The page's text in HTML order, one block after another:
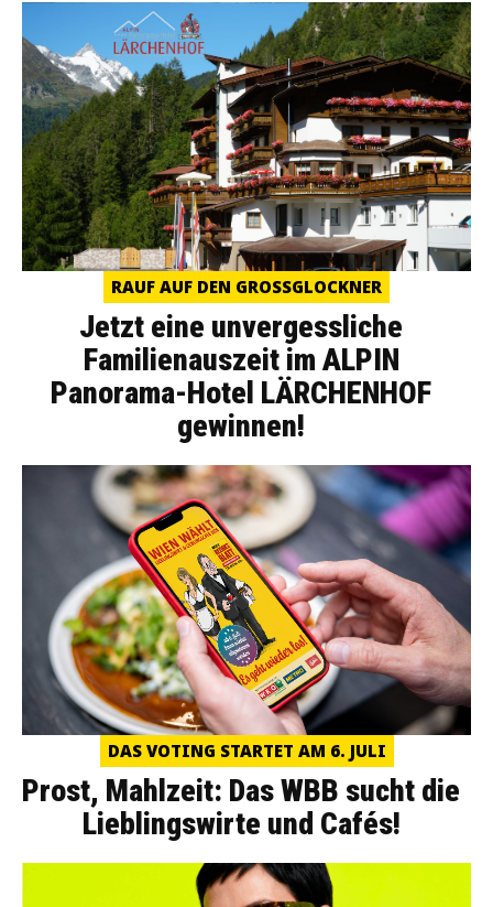
RAUF AUF DEN GROSSGLOCKNER
Jetzt eine unvergessliche
Familienauszeit im ALPIN
Panorama-Hotel LÄRCHENHOF
gewinnen!
DAS VOTING STARTET AM 6. JULI
Prost, Mahlzeit: Das WBB sucht die
Lieblingswirte und Cafés!